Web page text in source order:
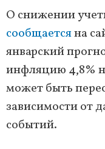
О снижении
сообщаетсяна
январский
инфляцию 4,8%
может быть
зависимости от
событий.